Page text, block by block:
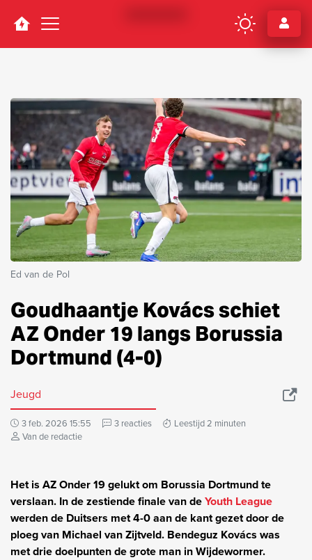
Navigation
Ed van de Pol
Goudhaantje Kovács schiet
AZ Onder 19 langs Borussia
Dortmund (4-0)
Jeugd
3 feb. 2026 15:55 3 reacties
Leestijd 2 minuten
Van de redactie
Het is AZ Onder 19 gelukt om Borussia Dortmund te
verslaan. In de zestiende finale van deYouth League
werden de Duitsers met 4-0 aan de kant gezet door de
ploeg van Michael van Zijtveld. Bendeguz Kovács was
met drie doelpunten de grote man in Wijdewormer.